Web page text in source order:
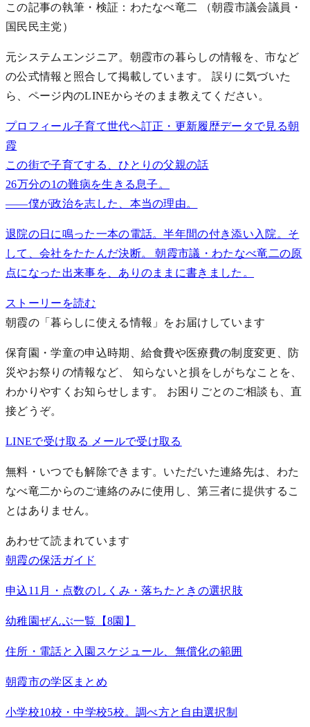
この記事の執筆・検証：わたなべ竜二
（朝霞市議会議員・
国民民主党）
元システムエンジニア。朝霞市の暮らしの情報を、市など
の公式情報と照合して掲載しています。 誤りに気づいた
ら、ページ内のLINEからそのまま教えてください。
プロフィール子育て世代へ訂正・更新履歴データで見る朝
霞
この街で子育てする、ひとりの父親の話
26万分の1の難病を生きる息子。
——僕が政治を志した、本当の理由。
退院の日に鳴った一本の電話。半年間の付き添い入院。そ
して、会社をたたんだ決断。 朝霞市議・わたなべ竜二の原
点になった出来事を、ありのままに書きました。
ストーリーを読む
朝霞の「暮らしに使える情報」をお届けしています
保育園・学童の申込時期、給食費や医療費の制度変更、防
災やお祭りの情報など、 知らないと損をしがちなことを、
わかりやすくお知らせします。 お困りごとのご相談も、直
接どうぞ。
LINEで受け取る メールで受け取る
無料・いつでも解除できます。いただいた連絡先は、わた
なべ竜二からのご連絡のみに使用し、第三者に提供するこ
とはありません。
あわせて読まれています
朝霞の保活ガイド
申込11月・点数のしくみ・落ちたときの選択肢
幼稚園ぜんぶ一覧【8園】
住所・電話と入園スケジュール、無償化の範囲
朝霞市の学区まとめ
小学校10校・中学校5校。調べ方と自由選択制